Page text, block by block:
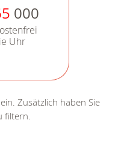
000
Uhr
Zusätzlich haben Sie
filtern.